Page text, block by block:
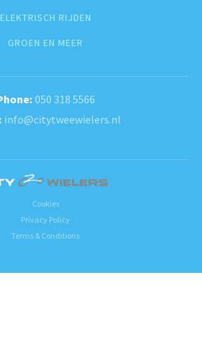
ELEKTRISCH RIJDEN
GROEN EN MEER
050 318 5566
info@citytweewielers.nl
Cookies
Privacy Policy
Terms & Conditions